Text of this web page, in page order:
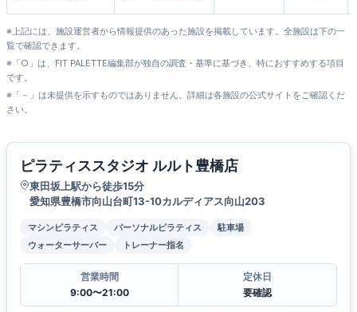
※上記には、施設運営者から情報提供のあった施設を掲載しています。全施設は下の一
覧で確認できます。
※「○」は、FIT PALETTE編集部が独自の調査・基準に基づき、特におすすめする項目
です。
※「－」は未提供を示すものではありません。詳細は各施設の公式サイトをご確認くだ
さい。
ピラティススタジオ ルルト豊橋店
東田坂上駅から徒歩15分
愛知県豊橋市向山台町13-10カルディアス向山203
マシンピラティス パーソナルピラティス
駐車場
ウォーターサーバー
トレーナー指名
営業時間
9:00〜21:00
定休日
要確認